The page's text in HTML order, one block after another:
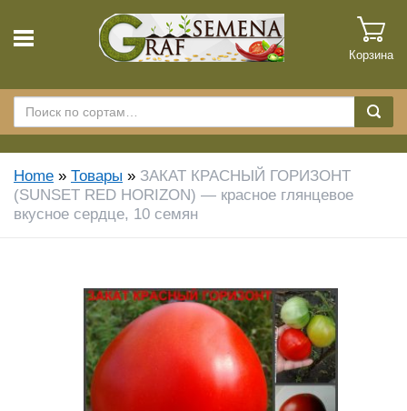
Корзина
Home » Товары » ЗАКАТ КРАСНЫЙ ГОРИЗОНТ
(SUNSET RED HORIZON) — красное глянцевое
вкусное сердце, 10 семян